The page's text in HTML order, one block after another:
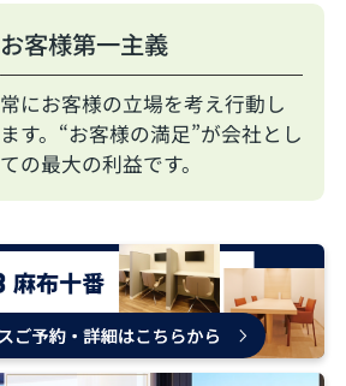
お客様第一主義
常にお客様の立場を考え行動し
ます。“お客様の満足”が会社とし
ての最大の利益です。